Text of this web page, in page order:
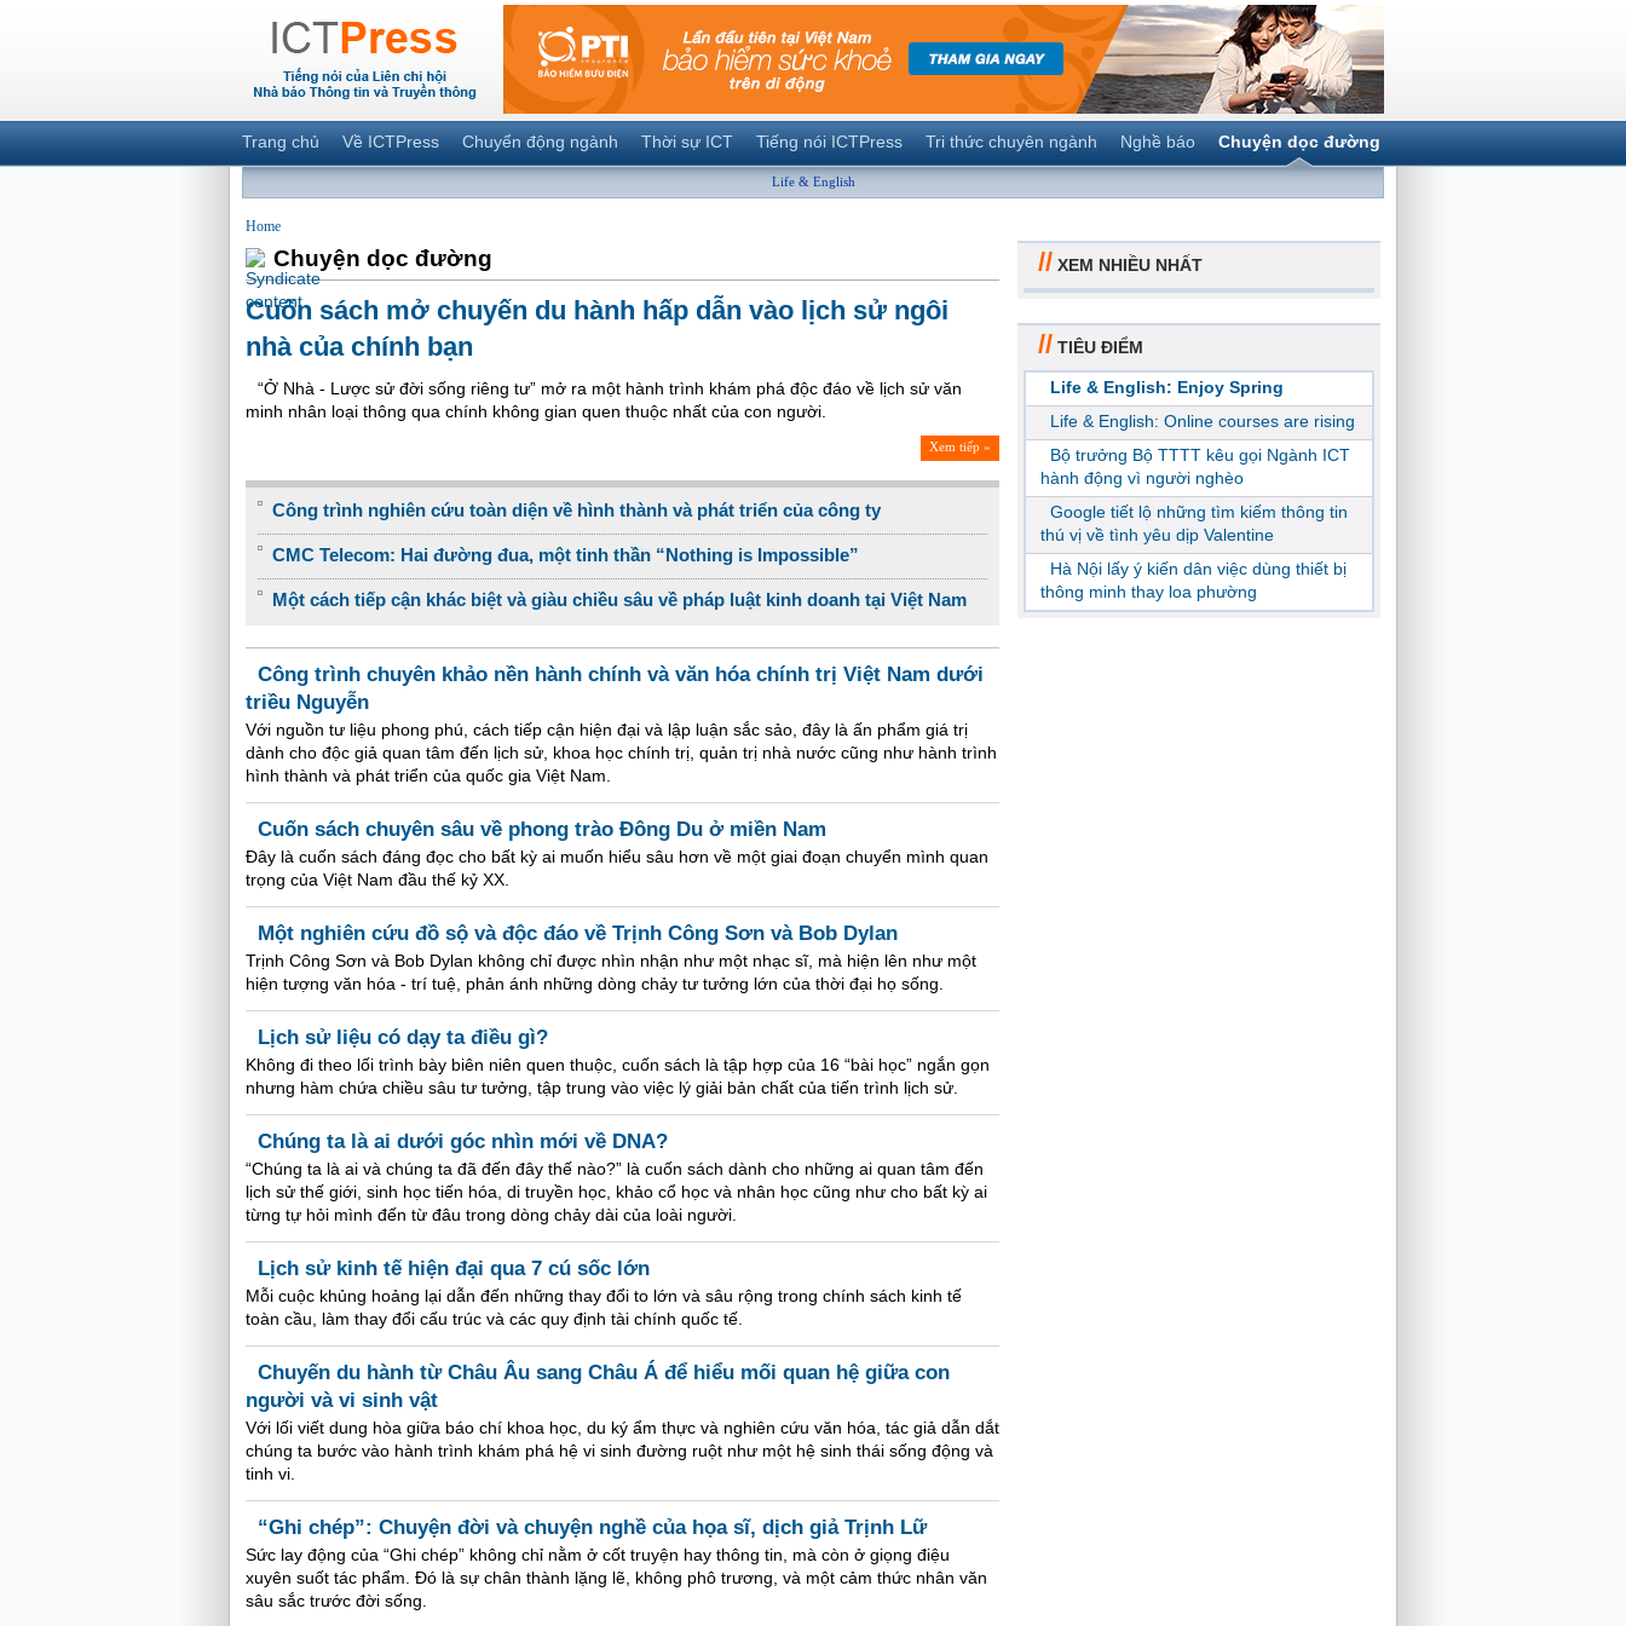
Trang chủ Về ICTPress Chuyển động ngành Thời sự ICT Tiếng nói ICTPress Tri thức chuyên ngành Nghề báo Chuyện dọc đường
Life & English
Home
Chuyện dọc đường
Cuốn sách mở chuyến du hành hấp dẫn vào lịch sử ngôi
nhà của chính bạn
“Ở Nhà - Lược sử đời sống riêng tư” mở ra một hành trình khám phá độc đáo về lịch sử văn
minh nhân loại thông qua chính không gian quen thuộc nhất của con người.
Xem tiếp »
Công trình nghiên cứu toàn diện về hình thành và phát triển của công ty
CMC Telecom: Hai đường đua, một tinh thần “Nothing is Impossible”
Một cách tiếp cận khác biệt và giàu chiều sâu về pháp luật kinh doanh tại Việt Nam
Công trình chuyên khảo nền hành chính và văn hóa chính trị Việt Nam dưới
triều Nguyễn
Với nguồn tư liệu phong phú, cách tiếp cận hiện đại và lập luận sắc sảo, đây là ấn phẩm giá trị
dành cho độc giả quan tâm đến lịch sử, khoa học chính trị, quản trị nhà nước cũng như hành trình
hình thành và phát triển của quốc gia Việt Nam.
Cuốn sách chuyên sâu về phong trào Đông Du ở miền Nam
Đây là cuốn sách đáng đọc cho bất kỳ ai muốn hiểu sâu hơn về một giai đoạn chuyển mình quan
trọng của Việt Nam đầu thế kỷ XX.
Một nghiên cứu đồ sộ và độc đáo về Trịnh Công Sơn và Bob Dylan
Trịnh Công Sơn và Bob Dylan không chỉ được nhìn nhận như một nhạc sĩ, mà hiện lên như một
hiện tượng văn hóa - trí tuệ, phản ánh những dòng chảy tư tưởng lớn của thời đại họ sống.
Lịch sử liệu có dạy ta điều gì?
Không đi theo lối trình bày biên niên quen thuộc, cuốn sách là tập hợp của 16 “bài học” ngắn gọn
nhưng hàm chứa chiều sâu tư tưởng, tập trung vào việc lý giải bản chất của tiến trình lịch sử.
Chúng ta là ai dưới góc nhìn mới về DNA?
“Chúng ta là ai và chúng ta đã đến đây thế nào?” là cuốn sách dành cho những ai quan tâm đến
lịch sử thế giới, sinh học tiến hóa, di truyền học, khảo cổ học và nhân học cũng như cho bất kỳ ai
từng tự hỏi mình đến từ đâu trong dòng chảy dài của loài người.
Lịch sử kinh tế hiện đại qua 7 cú sốc lớn
Mỗi cuộc khủng hoảng lại dẫn đến những thay đổi to lớn và sâu rộng trong chính sách kinh tế
toàn cầu, làm thay đổi cấu trúc và các quy định tài chính quốc tế.
Chuyến du hành từ Châu Âu sang Châu Á để hiểu mối quan hệ giữa con
người và vi sinh vật
Với lối viết dung hòa giữa báo chí khoa học, du ký ẩm thực và nghiên cứu văn hóa, tác giả dẫn dắt
chúng ta bước vào hành trình khám phá hệ vi sinh đường ruột như một hệ sinh thái sống động và
tinh vi.
“Ghi chép”: Chuyện đời và chuyện nghề của họa sĩ, dịch giả Trịnh Lữ
Sức lay động của “Ghi chép” không chỉ nằm ở cốt truyện hay thông tin, mà còn ở giọng điệu
xuyên suốt tác phẩm. Đó là sự chân thành lặng lẽ, không phô trương, và một cảm thức nhân văn
sâu sắc trước đời sống.
// XEM NHIỀU NHẤT
// TIÊU ĐIỂM
Life & English: Enjoy Spring
Life & English: Online courses are rising
Bộ trưởng Bộ TTTT kêu gọi Ngành ICT
hành động vì người nghèo
Google tiết lộ những tìm kiếm thông tin
thú vị về tình yêu dịp Valentine
Hà Nội lấy ý kiến dân việc dùng thiết bị
thông minh thay loa phường